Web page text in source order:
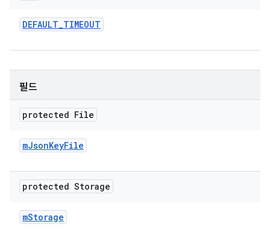
DEFAULT_TIMEOUT
필드
protected File
mJsonKeyFile
protected Storage
mStorage